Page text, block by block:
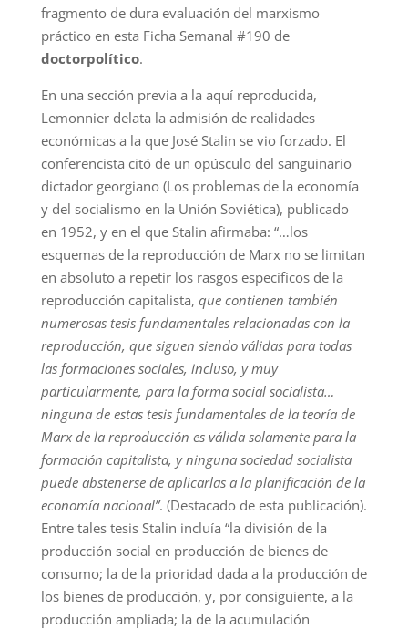
fragmento de dura evaluación del marxismo
práctico en esta Ficha Semanal #190 de
doctorpolítico.
En una sección previa a la aquí reproducida,
Lemonnier delata la admisión de realidades
económicas a la que José Stalin se vio forzado. El
conferencista citó de un opúsculo del sanguinario
dictador georgiano (Los problemas de la economía
y del socialismo en la Unión Soviética), publicado
en 1952, y en el que Stalin afirmaba: “…los
esquemas de la reproducción de Marx no se limitan
en absoluto a repetir los rasgos específicos de la
reproducción capitalista, que contienen también
numerosas tesis fundamentales relacionadas con la
reproducción, que siguen siendo válidas para todas
las formaciones sociales, incluso, y muy
particularmente, para la forma social socialista…
ninguna de estas tesis fundamentales de la teoría de
Marx de la reproducción es válida solamente para la
formación capitalista, y ninguna sociedad socialista
puede abstenerse de aplicarlas a la planificación de la
economía nacional”. (Destacado de esta publicación).
Entre tales tesis Stalin incluía “la división de la
producción social en producción de bienes de
consumo; la de la prioridad dada a la producción de
los bienes de producción, y, por consiguiente, a la
producción ampliada; la de la acumulación